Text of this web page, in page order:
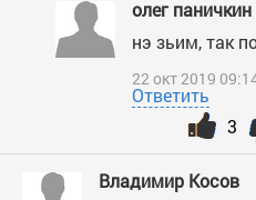
олег паничкин
нэ зьим, так
22 окт 2019
Ответить
3
Владимир Косов